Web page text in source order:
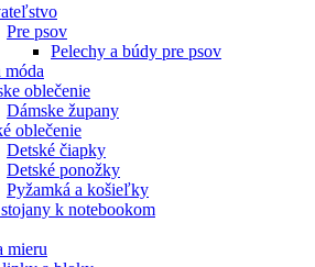
Pre psov
Pelechy a búdy pre psov
móda
oblečenie
Dámske župany
oblečenie
Detské čiapky
Detské ponožky
Pyžamká a košieľky
k notebookom
mieru